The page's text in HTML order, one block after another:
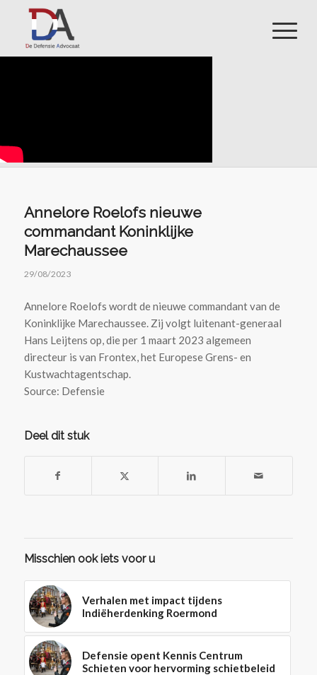
Annelore Roelofs nieuwe
commandant Koninklijke
Marechaussee
29/08/2023
Annelore Roelofs wordt de nieuwe commandant van de
Koninklijke Marechaussee. Zij volgt luitenant-generaal
Hans Leijtens op, die per 1 maart 2023 algemeen
directeur is van Frontex, het Europese Grens- en
Kustwachtagentschap.
Source: Defensie
Deel dit stuk
Misschien ook iets voor u
Verhalen met impact tijdens
Indiëherdenking Roermond
Defensie opent Kennis Centrum
Schieten voor hervorming schietbeleid